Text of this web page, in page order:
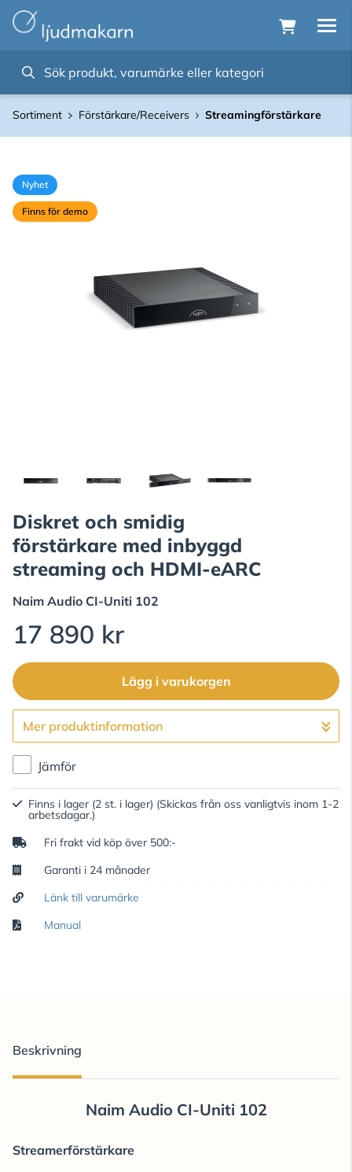
Sortiment Förstärkare/Receivers Streamingförstärkare
Nyhet
Finns för demo
Diskret och smidig
förstärkare med inbyggd
streaming och HDMI-eARC
Naim Audio CI-Uniti 102
17 890 kr
Lägg i varukorgen
Gå till kassan
Mer produktinformation
Jämför
Finns i lager (2 st. i lager) (Skickas från oss vanligtvis inom 1-2
arbetsdagar.)
Fri frakt vid köp över 500:-
Garanti i 24 månader
Länk till varumärke
Manual
Beskrivning
Naim Audio CI-Uniti 102
Streamerförstärkare